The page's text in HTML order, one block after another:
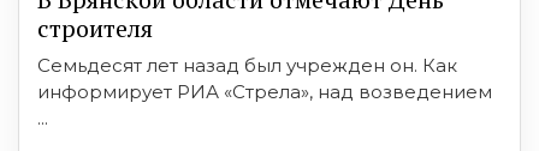
строителя
Семьдесят лет назад был учрежден он. Как
информирует РИА «Стрела», над возведением
...